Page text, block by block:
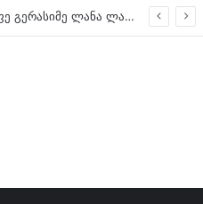
გამთენიისას გამვლელებმა სკვერში გარდაცვლილი ახალგაზრდა იპოვეს – რამ გამოიწვია 37 წლის კაცის გარდაცვალება?